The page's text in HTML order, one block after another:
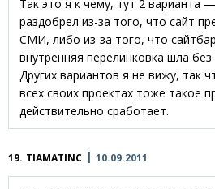
Так это я к чему, тут 2 варианта
раздобрел из-за того, что сайт
СМИ, либо из-за того, что
внутренняя перелинковка шла
Других вариантов я не вижу, так
всех своих проектах тоже такое
действительно сработает.
19. TIAMATINC 10.09.2011